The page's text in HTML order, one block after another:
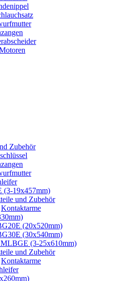
Zubehör
(3-19x457mm)
und Zubehör
Kontaktarme
(20x520mm)
(30x540mm)
(3-25x610mm)
und Zubehör
Kontaktarme